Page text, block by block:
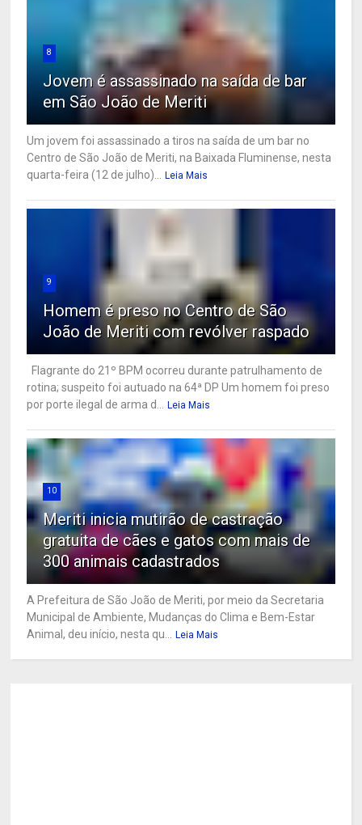
8
Jovem é assassinado na saída de bar
em São João de Meriti
Um jovem foi assassinado a tiros na saída de um bar no
Centro de São João de Meriti, na Baixada Fluminense, nesta
quarta-feira (12 de julho)...
Leia Mais
9
Homem é preso no Centro de São
João de Meriti com revólver raspado
Flagrante do 21º BPM ocorreu durante patrulhamento de
rotina; suspeito foi autuado na 64ª DP Um homem foi preso
por porte ilegal de arma d...
Leia Mais
10
Meriti inicia mutirão de castração
gratuita de cães e gatos com mais de
300 animais cadastrados
A Prefeitura de São João de Meriti, por meio da Secretaria
Municipal de Ambiente, Mudanças do Clima e Bem-Estar
Animal, deu início, nesta qu...
Leia Mais